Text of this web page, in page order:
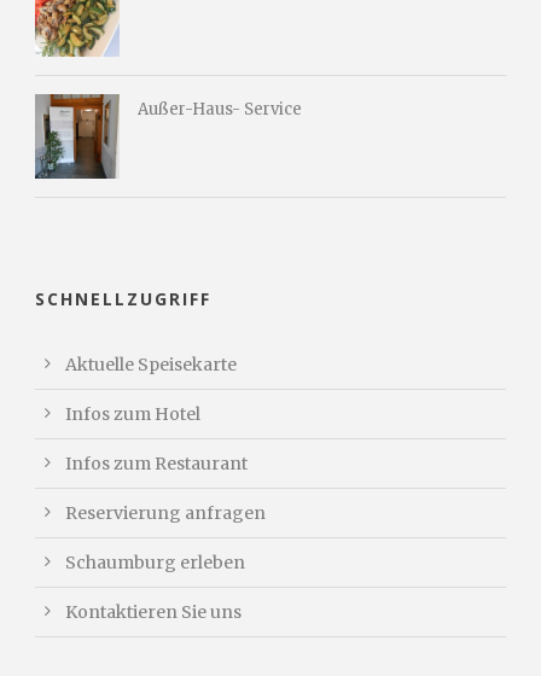
Außer-Haus- Service
SCHNELLZUGRIFF
Aktuelle Speisekarte
Infos zum Hotel
Infos zum Restaurant
Reservierung anfragen
Schaumburg erleben
Kontaktieren Sie uns